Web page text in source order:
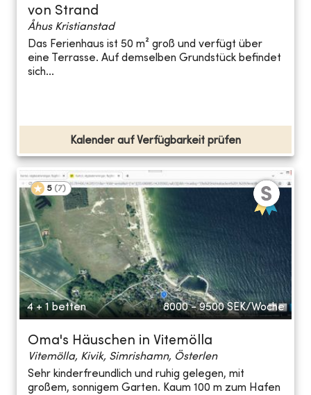
von Strand
Åhus Kristianstad
Das Ferienhaus ist 50 m² groß und verfügt über
eine Terrasse. Auf demselben Grundstück befindet
sich...
Kalender auf Verfügbarkeit prüfen
5 (7)
4 + 1 betten 8000 - 9500 SEK/Woche
Oma's Häuschen in Vitemölla
Vitemölla, Kivik, Simrishamn, Österlen
Sehr kinderfreundlich und ruhig gelegen, mit
großem, sonnigem Garten. Kaum 100 m zum Hafen